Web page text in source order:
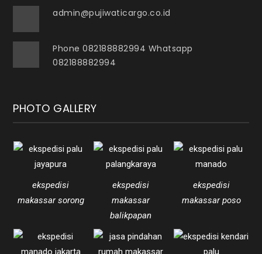
admin@pujiwaticargo.co.id
Phone 082188882994 Whatsapp
082188882994
PHOTO GALLERY
ekspedisi
makassar sorong
ekspedisi
makassar
balikpapan
ekspedisi
makassar poso